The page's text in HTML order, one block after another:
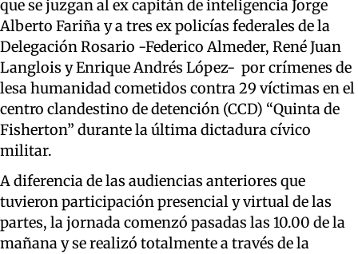
que se juzgan al ex capitán de inteligencia Jorge
Alberto Fariña y a tres ex policías federales de la
Delegación Rosario -Federico Almeder, René Juan
Langlois y Enrique Andrés López- por crímenes de
lesa humanidad cometidos contra 29 víctimas en el
centro clandestino de detención (CCD) “Quinta de
Fisherton” durante la última dictadura cívico
militar.
A diferencia de las audiencias anteriores que
tuvieron participación presencial y virtual de las
partes, la jornada comenzó pasadas las 10.00 de la
mañana y se realizó totalmente a través de la